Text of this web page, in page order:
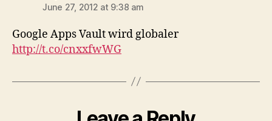
June 27, 2012 at 9:38 am
Google Apps Vault wird globaler
http://t.co/cnxxfwWG